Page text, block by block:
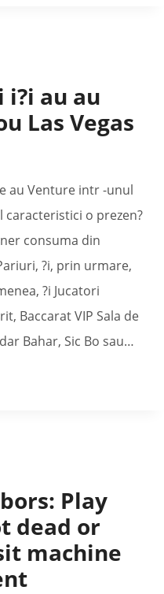
i?i au au
Las Vegas
au Venture intr -unul
caracteristici o prezen?
consuma din
?i, prin urmare,
?i Jucatori
Baccarat VIP Sala de
Bahar, Sic Bo sau…
Play
dead or
machine